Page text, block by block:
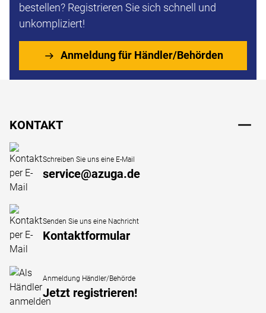
bestellen? Registrieren Sie sich schnell und
unkompliziert!
Anmeldung für Händler/Behörden
KONTAKT
Schreiben Sie uns eine E-Mail
service@azuga.de
Senden Sie uns eine Nachricht
Kontaktformular
Anmeldung Händler/Behörde
Jetzt registrieren!